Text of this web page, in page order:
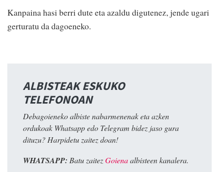
Kanpaina hasi berri dute eta azaldu digutenez, jende ugari
gerturatu da dagoeneko.
ALBISTEAK ESKUKO
TELEFONOAN
Debagoieneko albiste nabarmenenak eta azken
ordukoak Whatsapp edo Telegram bidez jaso gura
dituzu? Harpidetu zaitez doan!
WHATSAPP: Batu zaitezGoienaalbisteen kanalera.